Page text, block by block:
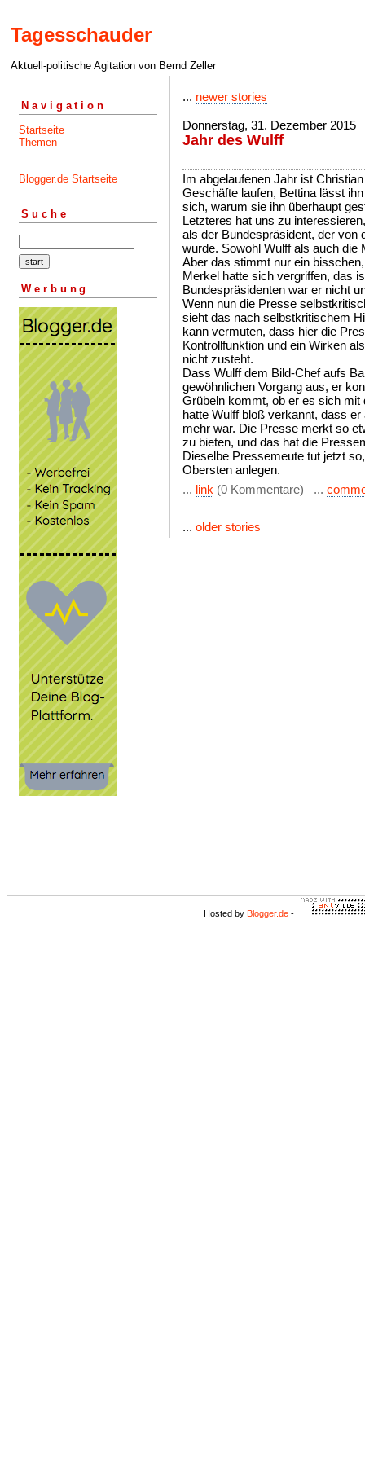
Tagesschauder
Aktuell-politische Agitation von Bernd Zeller
Navigation
Startseite
Themen
Blogger.de Startseite
Suche
Werbung
... newer stories
Donnerstag, 31. Dezember 2015
Jahr des Wulff
Im abgelaufenen Jahr ist
Geschäfte laufen, Bettina lässt
sich, warum sie ihn überhaupt
Letzteres hat uns zu
als der Bundespräsident, der von
wurde. Sowohl Wulff als auch die
Aber das stimmt nur ein
Merkel hatte sich vergriffen, das
Bundespräsidenten war er nicht
Wenn nun die Presse
sieht das nach selbstkritischem
kann vermuten, dass hier die
Kontrollfunktion und ein Wirken
nicht zusteht.
Dass Wulff dem Bild-Chef aufs
gewöhnlichen Vorgang aus, er
Grübeln kommt, ob er es sich mit
hatte Wulff bloß verkannt, dass
mehr war. Die Presse merkt so
zu bieten, und das hat die
Dieselbe Pressemeute tut jetzt
Obersten anlegen.
... link (0 Kommentare) ...
... older stories
Hosted by Blogger.de -